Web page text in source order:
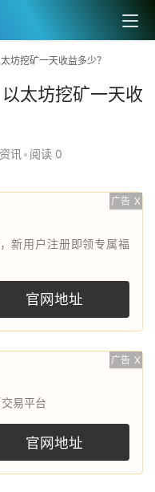
坊挖矿一天收益多少？
太坊挖矿一天收
讯 • 阅读 0
广告 X
新用户注册即领专属福
官网地址
广告 X
易平台
官网地址